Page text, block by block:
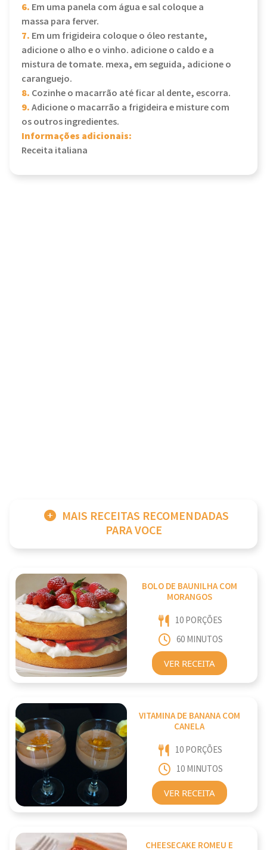
6. Em uma panela com água e sal coloque a
massa para ferver.
7. Em um frigideira coloque o óleo restante,
adicione o alho e o vinho. adicione o caldo e a
mistura de tomate. mexa, em seguida, adicione o
caranguejo.
8. Cozinhe o macarrão até ficar al dente, escorra.
9.Adicione o macarrão a frigideira e misture com
os outros ingredientes.
Informações adicionais:
Receita italiana
MAIS RECEITAS RECOMENDADAS
PARA VOCE
BOLO DE BAUNILHA COM
MORANGOS
10 PORÇÕES
60 MINUTOS
VER RECEITA
VITAMINA DE BANANA COM
CANELA
10 PORÇÕES
10 MINUTOS
VER RECEITA
CHEESECAKE ROMEU E